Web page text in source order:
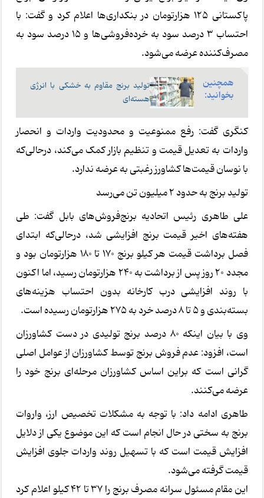
پاکستانی ۱۲۵ هزارتومان در بنکداری‌ها اعلام کرد و گفت: با
احتساب ۳ درصد سود به خرده‌فروشی‌ها و ۱۵ درصد سود به
مصرف‌کننده عرضه می‌شود.
همچنین
بخوانید:
تولید برنج مقاوم به خشکی با انرژی
هسته‌ای
کنگری گفت: رفع ممنوعیت و محدودیت واردات و انحصار
واردات به تعدیل قیمت و تنظیم بازار کمک می‌کند، درحالی‌که
با نوسان قیمت‌ها کشاورز رغبتی به عرضه ندارد.
تولید برنج به حدود ۲ میلیون تن می‌رسد
علی طاهری رئیس اتحادیه برنج‌فروش‌های بابل گفت: طی
هفته‌های اخیر قیمت برنج افزایشی شد، درحالی‌که ابتدای
فصل برداشت قیمت هر کیلو برنج ۱۷۰ تا ۱۸۰ هزارتومان بود و
مجدد ۲۰ روز پس از برداشت به ۲۴۰ هزارتومان رسید، اما اکنون
با روند افزایشی درب کارخانه بدون احتساب هزینه‌های
بسته‌بندی و ۵ تا ۸ درصد خرد به ۲۷۵ هزارتومان رسیده است.
وی با بیان اینکه ۸۰ درصد برنج تولیدی در دست کشاورزان
است، افزود: عدم فروش برنج توسط کشاورزان از عوامل اصلی
گرانی است که براین اساس کشاورزان مرحله‌ای برنج خود را
عرضه می‌کنند.
طاهری ادامه داد: با توجه به مشکلات تخصیص ارز، واروات
برنج به سختی در حال انجام است که این موضوع یکی از دلایل
افزایش قیمت است که با تسهیل روند واردات جلوی افزایش
قیمت گرفته می‌شود.
این مقام مسئول سرانه مصرف برنج را ۳۷ تا ۴۲ کیلو اعلام کرد